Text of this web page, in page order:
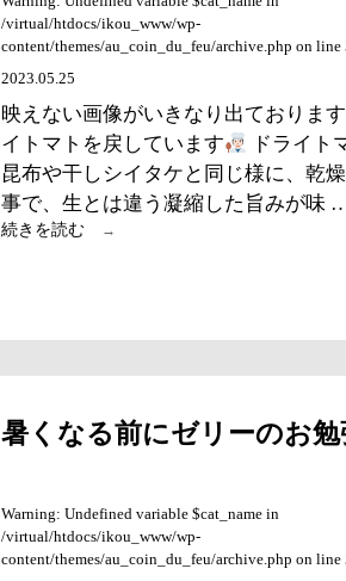
/virtual/htdocs/ikou_www/wp-
content/themes/au_coin_du_feu/archive.php on line
2023.05.25
映えない画像がいきなり出ておりま
イトマトを戻しています
ドライト
昆布や干しシイタケと同じ様に、乾
事で、生とは違う凝縮した旨みが味
続きを読む
ド
残
っ
ま
せ
ん
→
暑くなる前にゼリーのお勉
Warning: Undefined variable $cat_name in
/virtual/htdocs/ikou_www/wp-
content/themes/au_coin_du_feu/archive.php on line